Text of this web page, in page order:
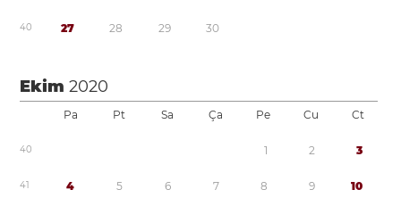
40 27 28 29 30
Ekim2020
Pa Pt Sa Ça Pe Cu Ct
40 1 2 3
41 4 5 6 7 8 9 10